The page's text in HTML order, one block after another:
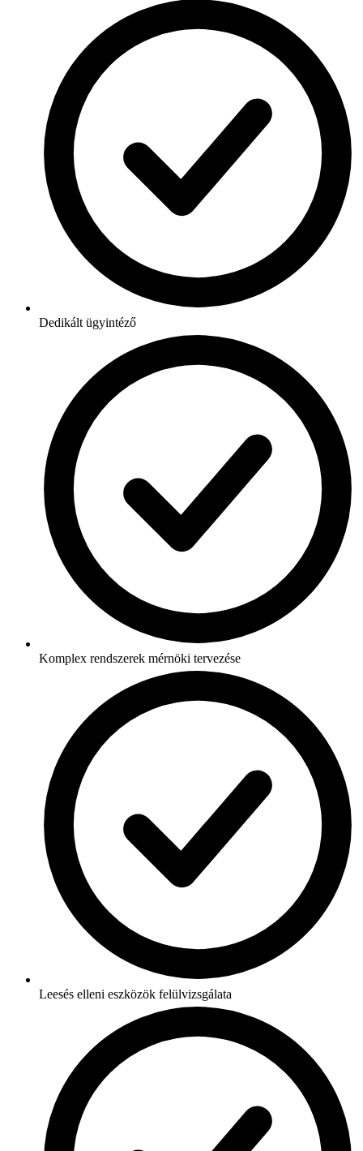
Dedikált ügyintéző
Komplex rendszerek mérnöki tervezése
Leesés elleni eszközök felülvizsgálata